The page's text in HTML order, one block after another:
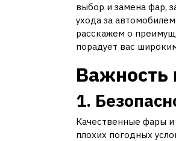
выбор и замена фар,
ухода за
расскажем о
порадует вас
Важность
1.
Качественные фары
плохих погодных